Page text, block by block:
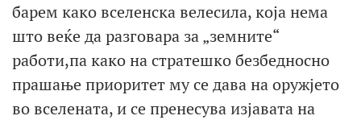
барем како вселенска велесила, која нема
што веќе да разговара за „земните“
работи,па како на стратешко безбедносно
прашање приоритет му се дава на оружјето
во вселената, и се пренесува изјавата на